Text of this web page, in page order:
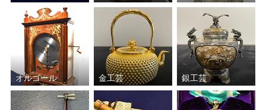
オルゴール 金工芸 銀工芸